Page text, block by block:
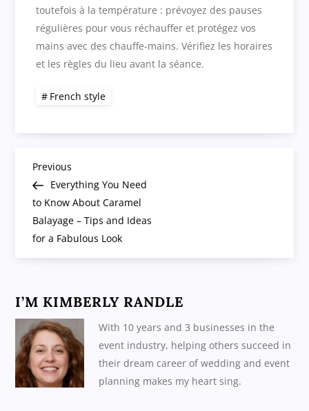
toutefois à la température : prévoyez des pauses
régulières pour vous réchauffer et protégez vos
mains avec des chauffe-mains. Vérifiez les horaires
et les règles du lieu avant la séance.
French style
P
o
s
n
a
v
Previous
Post
Previous
Everything You Need
to Know About Caramel
Balayage – Tips and Ideas
for a Fabulous Look
I’M KIMBERLY RANDLE
With 10 years and 3 businesses in the
event industry, helping others succeed in
their dream career of wedding and event
planning makes my heart sing.